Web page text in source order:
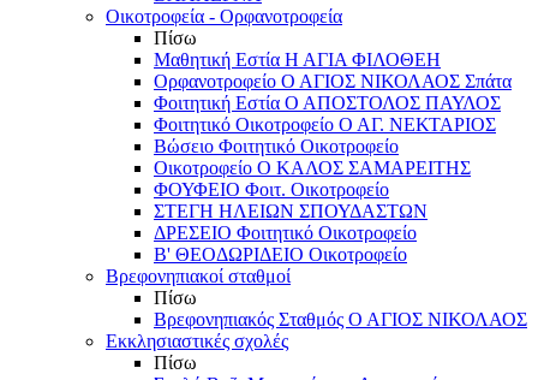
Οικοτροφεία - Ορφανοτροφεία
Πίσω
Μαθητική Εστία Η ΑΓΙΑ ΦΙΛΟΘΕΗ
Ορφανοτροφείο Ο ΑΓΙΟΣ ΝΙΚΟΛΑΟΣ Σπάτα
Φοιτητική Εστία Ο ΑΠΟΣΤΟΛΟΣ ΠΑΥΛΟΣ
Φοιτητικό Οικοτροφείο Ο ΑΓ. ΝΕΚΤΑΡΙΟΣ
Βώσειο Φοιτητικό Οικοτροφείο
Οικοτροφείο Ο ΚΑΛΟΣ ΣΑΜΑΡΕΙΤΗΣ
ΦΟΥΦΕΙΟ Φοιτ. Οικοτροφείο
ΣΤΕΓΗ ΗΛΕΙΩΝ ΣΠΟΥΔΑΣΤΩΝ
ΔΡΕΣΕΙΟ Φοιτητικό Οικοτροφείο
Β' ΘΕΟΔΩΡΙΔΕΙΟ Οικοτροφείο
Βρεφονηπιακοί σταθμοί
Πίσω
Βρεφονηπιακός Σταθμός Ο ΑΓΙΟΣ ΝΙΚΟΛΑΟΣ
Εκκλησιαστικές σχολές
Πίσω